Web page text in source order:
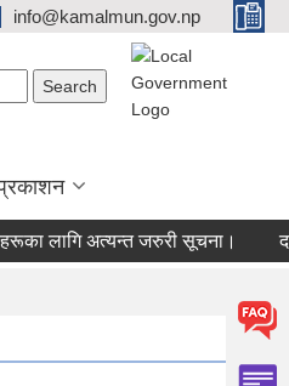
info@kamalmun.gov.np
लागि अत्यन्त जरुरी सूचना।